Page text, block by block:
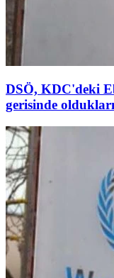
DSÖ, KDC'deki
gerisinde